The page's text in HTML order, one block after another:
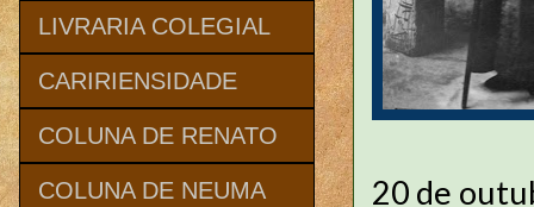
20 de
LIVRARIA COLEGIAL
CARIRIENSIDADE
COLUNA DE RENATO
COLUNA DE NEUMA